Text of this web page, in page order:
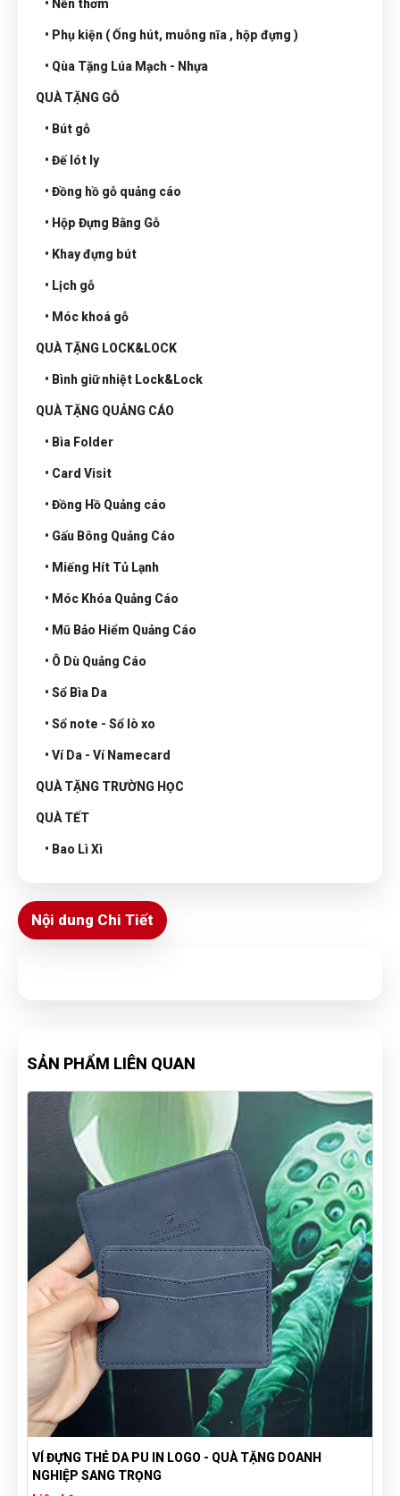
• Nến thơm
• Phụ kiện ( Ống hút, muỗng nĩa , hộp đựng )
• Qùa Tặng Lúa Mạch - Nhựa
QUÀ TẶNG GỖ
• Bút gỗ
• Đế lót ly
• Đồng hồ gỗ quảng cáo
• Hộp Đựng Bằng Gỗ
• Khay đựng bút
• Lịch gỗ
• Móc khoá gỗ
QUÀ TẶNG LOCK&LOCK
• Bình giữ nhiệt Lock&Lock
QUÀ TẶNG QUẢNG CÁO
• Bìa Folder
• Card Visit
• Đồng Hồ Quảng cáo
• Gấu Bông Quảng Cáo
• Miếng Hít Tủ Lạnh
• Móc Khóa Quảng Cáo
• Mũ Bảo Hiểm Quảng Cáo
• Ô Dù Quảng Cáo
• Sổ Bìa Da
• Sổ note - Sổ lò xo
• Ví Da - Ví Namecard
QUÀ TẶNG TRƯỜNG HỌC
QUÀ TẾT
• Bao Lì Xì
Nội dung Chi Tiết
SẢN PHẨM LIÊN QUAN
DA PU IN LOGO - QUÀ TẶNG DOANH
TRỌNG
VÍ ĐỰNG